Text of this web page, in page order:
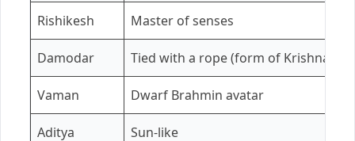
Rishikesh Master of senses
Damodar Tied with a rope (form of Krishna)
Vaman Dwarf Brahmin avatar
Aditya Sun-like